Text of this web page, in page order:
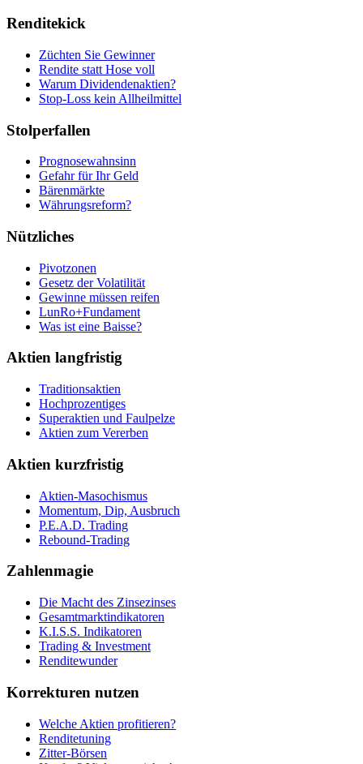
Renditekick
Züchten Sie Gewinner
Rendite statt Hose voll
Warum Dividendenaktien?
Stop-Loss kein Allheilmittel
Stolperfallen
Prognosewahnsinn
Gefahr für Ihr Geld
Bärenmärkte
Währungsreform?
Nützliches
Pivotzonen
Gesetz der Volatilität
Gewinne müssen reifen
LunRo+Fundament
Was ist eine Baisse?
Aktien langfristig
Traditionsaktien
Hochprozentiges
Superaktien und Faulpelze
Aktien zum Vererben
Aktien kurzfristig
Aktien-Masochismus
Momentum, Dip, Ausbruch
P.E.A.D. Trading
Rebound-Trading
Zahlenmagie
Die Macht des Zinsezinses
Gesamtmarktindikatoren
K.I.S.S. Indikatoren
Trading & Investment
Renditewunder
Korrekturen nutzen
Welche Aktien profitieren?
Renditetuning
Zitter-Börsen